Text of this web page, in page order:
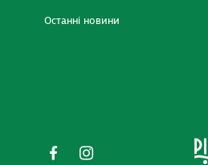
Останні новини